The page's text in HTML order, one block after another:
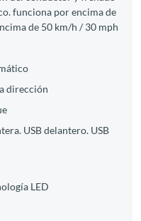
funciona por encima de
de 50 km/h / 30 mph
dirección
USB delantero. USB
LED